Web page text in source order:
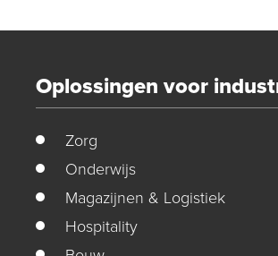
Oplossingen voor
Zorg
Onderwijs
Magazijnen & Logistiek
Hospitality